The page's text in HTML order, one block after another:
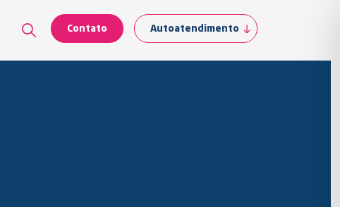
Contato Autoatendimento